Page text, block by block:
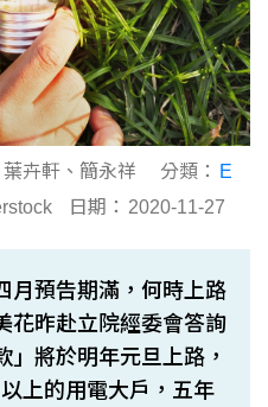
葉卉軒、簡永祥 分類：
E
日期： 2020-11-27
月預告期滿，何時上路
花昨赴立院經委會答詢
」將於明年元旦上路，
上的用電大戶，五年